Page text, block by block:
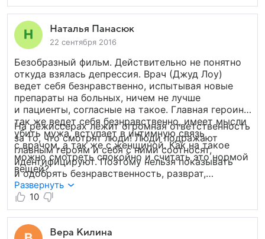
Наталья Панасюк
22 сентября 2016
Безобразный фильм. Действительно не понятно
откуда взялась депрессия. Врач (Джуд Лоу)
ведет себя безнравственно, испытывая новые
препараты на больных, ничем не лучше
и пациенты, согласные на такое. Главная героиня
так же ведет себя безнравственно, имеет мысли
убить мужа, вступает в интимную связь
с врачом, а так же с женщиной. Как на такое
можно смотреть спокойно и считать это нормой
вещей?
На режиссерах лежит огромная ответственность
за то, что смотрят люди! Люди подражают
главным героям и себя с ними соотносят,
идентифицируют. Поэтому нельзя показывать
и одобрять безнравственность, разврат,
жестокость и цинизм! Люди, обратите внимание
на то, что вы смотрите! Обратите внимание
на свою жизнь! Непорядочные люди делают из
невнимательных людей быдло. И мы с этим
согласны?
Развернуть
10
Вера Килина